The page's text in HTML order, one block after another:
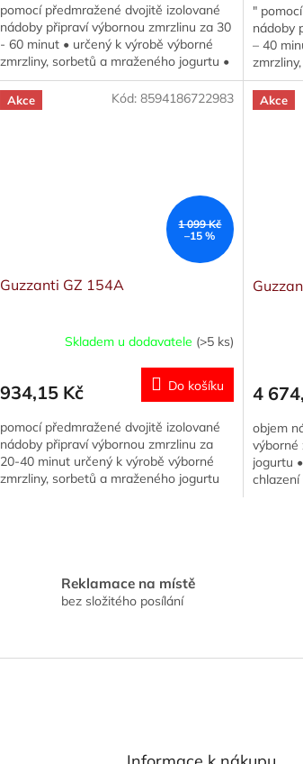
pomocí předmražené dvojitě izolované
nádoby připraví výbornou zmrzlinu za 30
- 60 minut • určený k výrobě výborné
zmrzliny, sorbetů a mraženého jogurtu •
LCD display s...
"
nádoby
– 40
časovač
Akce
1 099 Kč
–15 %
Guzzanti GZ 154A
Skladem u dodavatele (>5 ks)
934,15 Kč Do košíku
pomocí předmražené dvojitě izolované
nádoby připraví výbornou zmrzlinu za
20-40 minut určený k výrobě výborné
zmrzliny, sorbetů a mraženého jogurtu
Kód: 8594186722983 Akce
4
objem
výborné
jogurtu
chlazení
d
a
p
Reklamace na místě
bez složitého posílání